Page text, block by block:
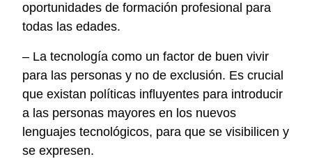
oportunidades de formación profesional para
todas las edades.
– La tecnología como un factor de buen vivir
para las personas y no de exclusión. Es crucial
que existan políticas influyentes para introducir
a las personas mayores en los nuevos
lenguajes tecnológicos, para que se visibilicen y
se expresen.